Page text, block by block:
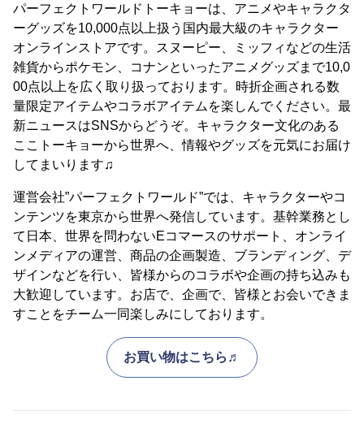
パーフェクトワールドトーキョーは、アニメやキャラクタ
ーグッズを10,000点以上扱う国内最大級のキャラクター
オンラインストアです。スヌーピー、ミッフィなどの生活
雑貨からポケモン、コナンといったアニメグッズまで10,0
00点以上を広く取り扱っております。時折企画される数
量限定アイテムやコラボアイテムを楽しんでください。最
新ニュースはSNSからどうぞ。キャラクター文化のある
ここトーキョーから世界へ、情報やグッズを元気にお届け
してまいります♫
運営会社”パーフェクトワールド”では、キャラクターやコ
ンテンツを東京から世界へ発信しています。基幹業務とし
て日本、世界を問わないEコマースのサポート、オンライ
ンメディアの運営、商品の企画製造、ブランディング、デ
ザインなどを行い、皆様からのコラボや企画の持ち込みも
大歓迎しています。お店で、企画で、皆様とお会いできま
すことをチーム一同楽しみにしております。
お買い物はこちら♬